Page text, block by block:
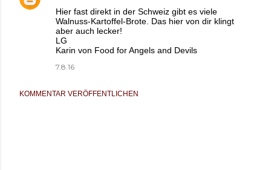
Hier fast direkt in der Schweiz gibt es viele
Walnuss-Kartoffel-Brote. Das hier von dir klingt
aber auch lecker!
LG
Karin von Food for Angels and Devils
7.8.16
KOMMENTAR VERÖFFENTLICHEN